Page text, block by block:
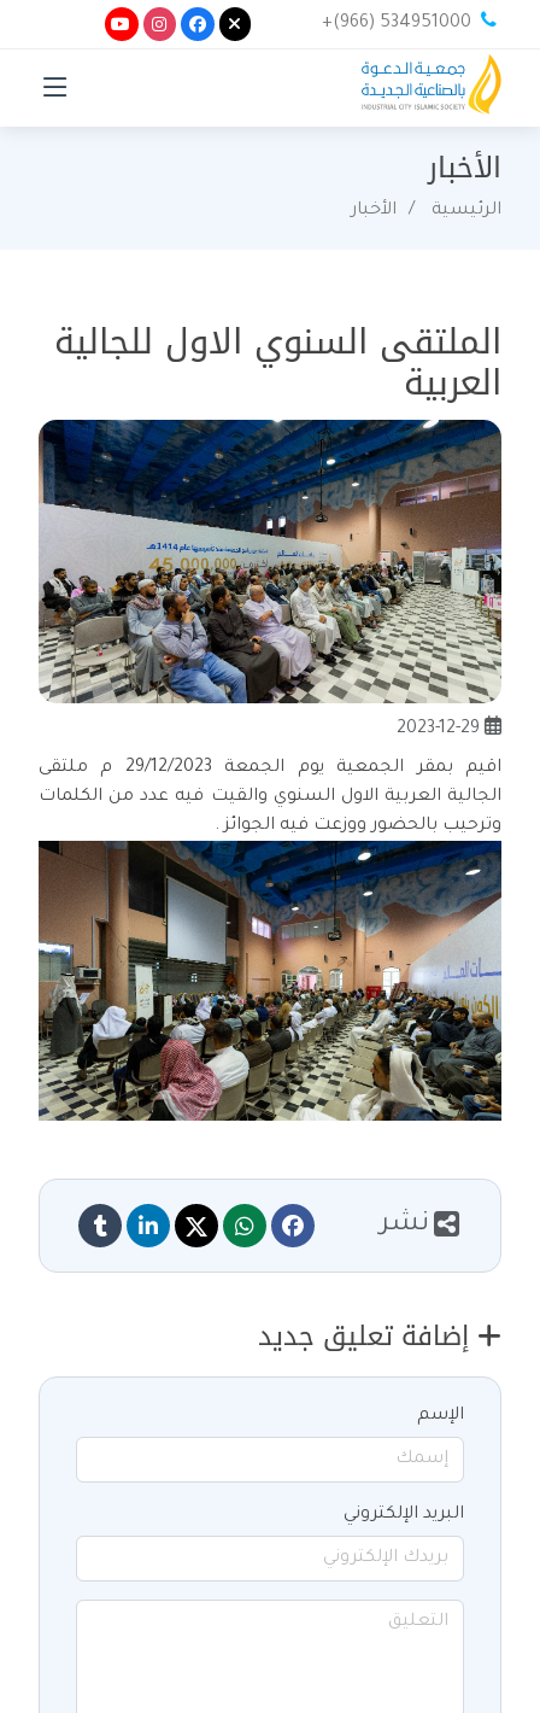
+(966) 534951000
الأخبار
الرئيسية الأخبار
الملتقى السنوي الاول للجالية
العربية
اقيم بمقر الجمعية يوم الجمعة 29/12/2023 م ملتقى
الجالية العربية الاول السنوي والقيت فيه عدد من الكلمات
وترحيب بالحضور ووزعت فيه الجوائز .
نشر
إضافة تعليق جديد
الإسم
البريد الإلكتروني